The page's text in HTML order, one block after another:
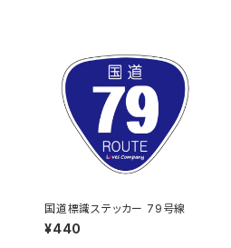
国道標識ステッカー 79号線
¥440